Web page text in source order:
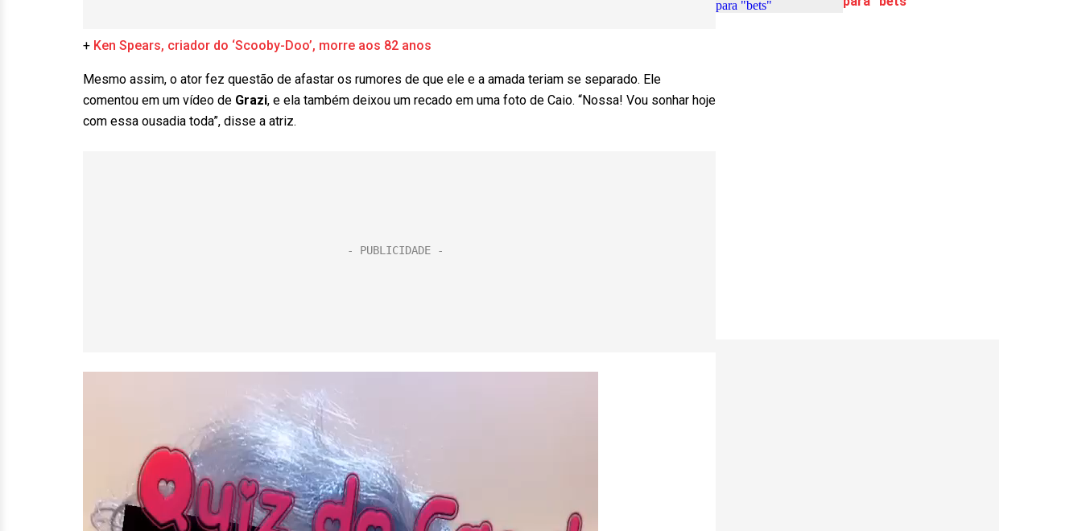
+ Ken Spears, criador do ‘Scooby-Doo’, morre aos 82 anos
Mesmo assim, o ator fez questão de afastar os rumores de que ele e a amada teriam se separado. Ele
comentou em um vídeo de Grazi, e ela também deixou um recado em uma foto de Caio. “Nossa! Vou sonhar hoje
com essa ousadia toda”, disse a atriz.